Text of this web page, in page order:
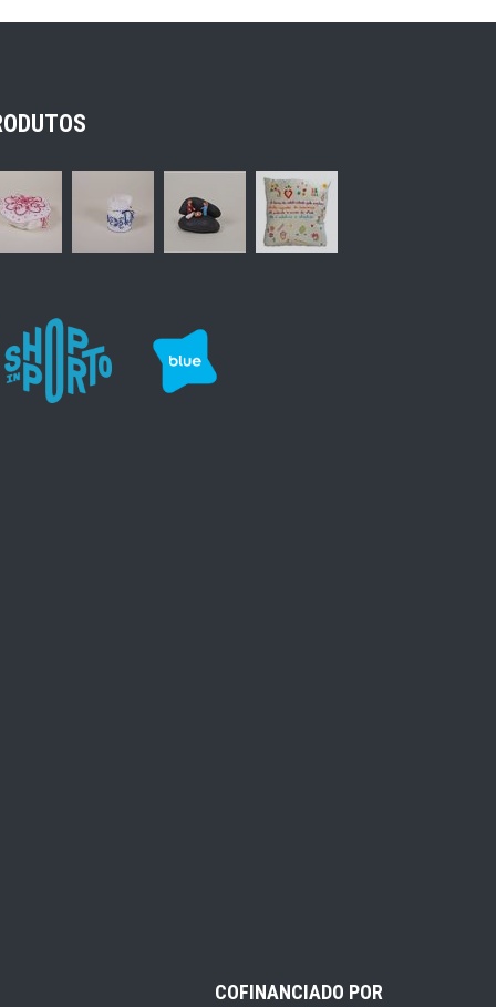
COFINANCIADO POR